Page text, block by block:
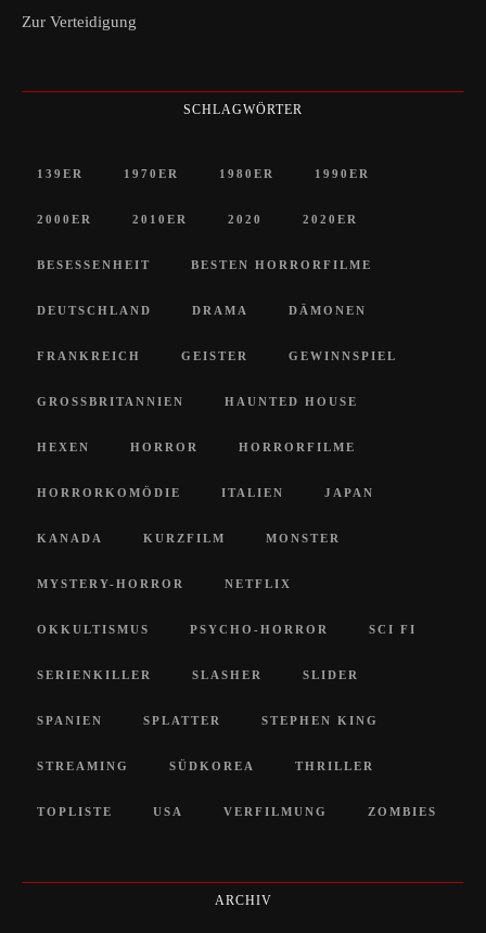
Zur Verteidigung
SCHLAGWÖRTER
139ER 1970ER 1980ER 1990ER
2000ER 2010ER 2020 2020ER
BESESSENHEIT BESTEN HORRORFILME
DEUTSCHLAND DRAMA DÄMONEN
FRANKREICH GEISTER GEWINNSPIEL
GROSSBRITANNIEN HAUNTED HOUSE
HEXEN HORROR HORRORFILME
HORRORKOMÖDIE ITALIEN JAPAN
KANADA KURZFILM MONSTER
MYSTERY-HORROR NETFLIX
OKKULTISMUS PSYCHO-HORROR SCI FI
SERIENKILLER SLASHER SLIDER
SPANIEN SPLATTER STEPHEN KING
STREAMING SÜDKOREA THRILLER
TOPLISTE USA VERFILMUNG ZOMBIES
ARCHIV